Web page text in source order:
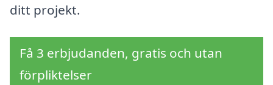
ditt projekt.
Få 3 erbjudanden, gratis och utan
förpliktelser